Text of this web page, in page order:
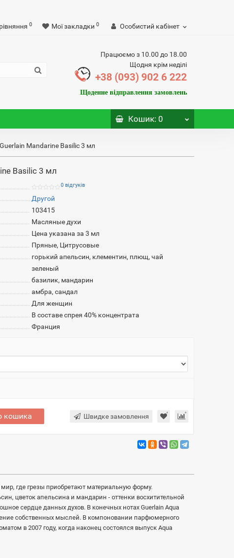
0 Мої закладки 0 Особистий кабінет
Працюємо з 10.00 до 18.00
Щодня крім неділі
+38 (093) 902 6 222
Щоденне відправлення замовлень
Кошик: 0
Mandarine Basilic 3 мл
Basilic 3 мл
0 відгуків
Другой
103415
Масляные духи
Цена указана за 3 мл
Пряные, Цитрусовые
горький апельсин, клементин, плющ, чай
зеленый
базилик, мандарин
амбра, сандал
Для женщин
В составе спрея 40% концентрата
Франция
кошика Швидке замовлення
где грезы приобретают материальную форму.
цветок апельсина и мандарин - оттенки восхитительной
сердце данных духов. В конечных нотах Guerlain Aqua
собственных мыслей. В компоновании парфюмерного
в 2007 году, когда наконец состоялся выпуск Aqua